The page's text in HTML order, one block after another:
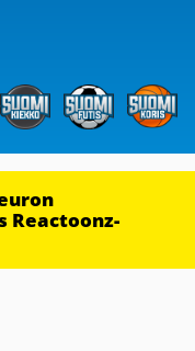
Reactoonz-